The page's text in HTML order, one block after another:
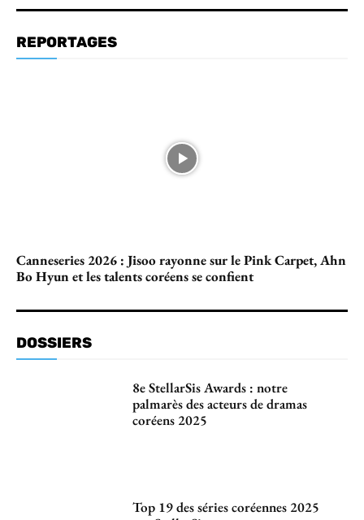
REPORTAGES
Canneseries 2026 : Jisoo rayonne sur le Pink Carpet, Ahn
Bo Hyun et les talents coréens se confient
DOSSIERS
8e StellarSis Awards : notre
palmarès des acteurs de dramas
coréens 2025
Top 19 des séries coréennes 2025